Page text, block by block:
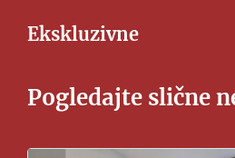
Ekskluzivne
Pogledajte slične